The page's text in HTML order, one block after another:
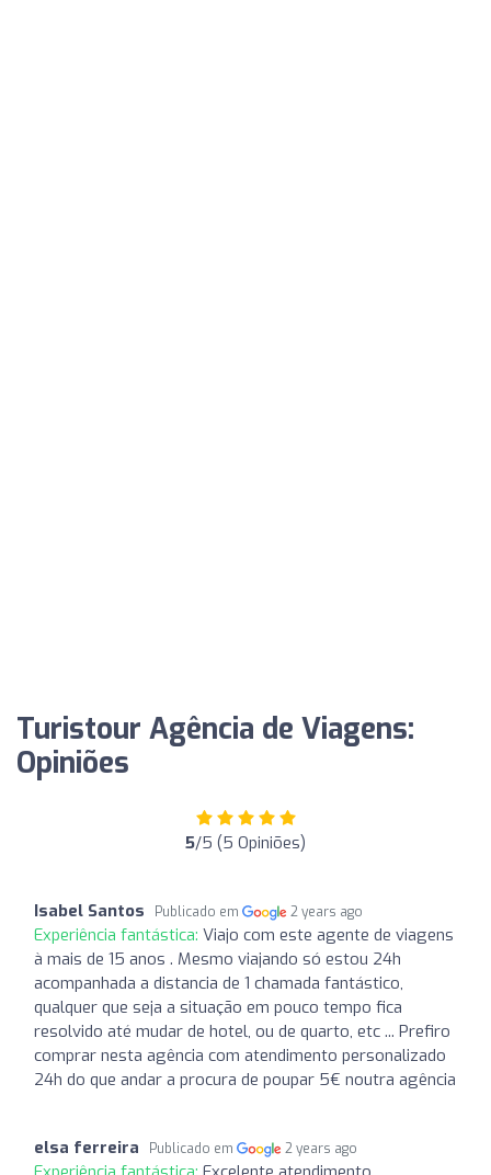
Turistour Agência de Viagens:
Opiniões
5/5 (5 Opiniões)
Isabel Santos Publicado em 2 years ago
Experiência fantástica: Viajo com este agente de viagens
à mais de 15 anos . Mesmo viajando só estou 24h
acompanhada a distancia de 1 chamada fantástico,
qualquer que seja a situação em pouco tempo fica
resolvido até mudar de hotel, ou de quarto, etc ... Prefiro
comprar nesta agência com atendimento personalizado
24h do que andar a procura de poupar 5€ noutra agência
elsa ferreira Publicado em 2 years ago